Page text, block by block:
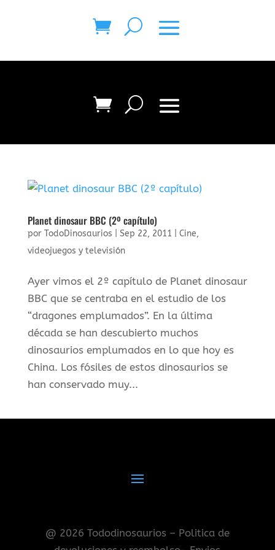
Planet dinosaur BBC (2º capítulo)
por TodoDinosaurios Sep 22, 2011
Cine,
videojuegos y televisión
Ayer vimos el 2º capítulo de Planet dinosaur
BBC que se centraba en el estudio de los
“dragones emplumados”. En la última
década se han descubierto muchos
dinosaurios emplumados en lo que hoy es
China. Los fósiles de estos dinosaurios se
han conservado muy...
@ 2026 Tododinosaurios – Politica de